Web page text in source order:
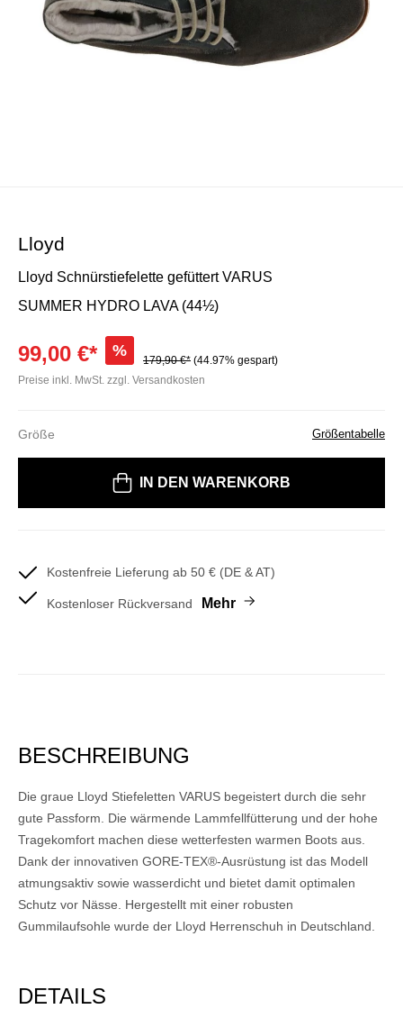
Lloyd
Lloyd Schnürstiefelette gefüttert VARUS
SUMMER HYDRO LAVA (44½)
99,00 €* %
179,90 €* (44.97% gespart)
Preise inkl. MwSt. zzgl. Versandkosten
Größe Größentabelle
IN DEN WARENKORB
Kostenfreie Lieferung ab 50 € (DE & AT)
Kostenloser Rückversand Mehr
BESCHREIBUNG
Die graue Lloyd Stiefeletten VARUS begeistert durch die sehr
gute Passform. Die wärmende Lammfellfütterung und der hohe
Tragekomfort machen diese wetterfesten warmen Boots aus.
Dank der innovativen GORE-TEX®-Ausrüstung ist das Modell
atmungsaktiv sowie wasserdicht und bietet damit optimalen
Schutz vor Nässe. Hergestellt mit einer robusten
Gummilaufsohle wurde der Lloyd Herrenschuh in Deutschland.
DETAILS